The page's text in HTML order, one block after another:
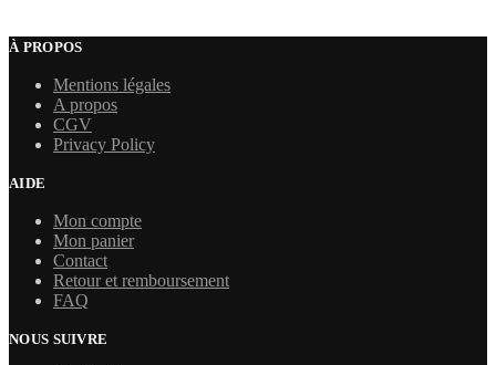
À PROPOS
Mentions légales
A propos
CGV
Privacy Policy
AIDE
Mon compte
Mon panier
Contact
Retour et remboursement
FAQ
NOUS SUIVRE